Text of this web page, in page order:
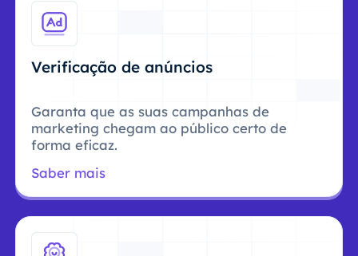
Verificação de anúncios
Garanta que as suas campanhas de
marketing chegam ao público certo de
forma eficaz.
Saber mais